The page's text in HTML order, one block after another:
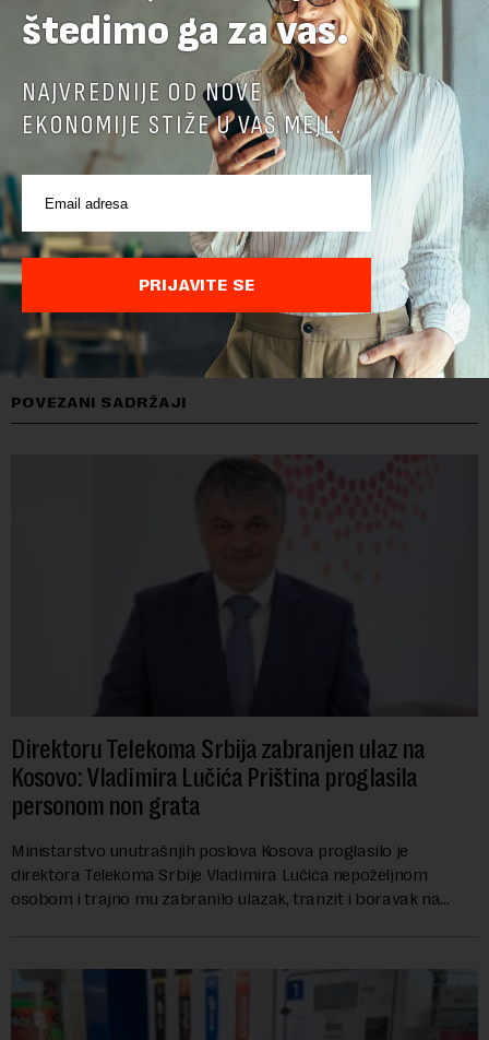
POVEZANI SADRŽAJI
Direktoru Telekoma Srbija zabranjen ulaz na
Kosovo: Vladimira Lučića Priština proglasila
personom non grata
Ministarstvo unutrašnjih poslova Kosova proglasilo je
direktora Telekoma Srbije Vladimira Lučića nepoželjnom
osobom i trajno mu zabranilo ulazak, tranzit i boravak na
štedimo ga za vas.
NAJVREDNIJE OD NOVE
EKONOMIJE STIŽE U VAŠ MEJL.
PRIJAVITE SE